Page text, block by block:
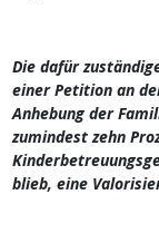
Die dafür
einer Petition an
Anhebung der
zumindest zehn
blieb, eine